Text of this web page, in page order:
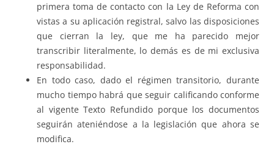
primera toma de contacto con la Ley de Reforma con
vistas a su aplicación registral, salvo las disposiciones
que cierran la ley, que me ha parecido mejor
transcribir literalmente, lo demás es de mi exclusiva
responsabilidad.
En todo caso, dado el régimen transitorio, durante
mucho tiempo habrá que seguir calificando conforme
al vigente Texto Refundido porque los documentos
seguirán ateniéndose a la legislación que ahora se
modifica.